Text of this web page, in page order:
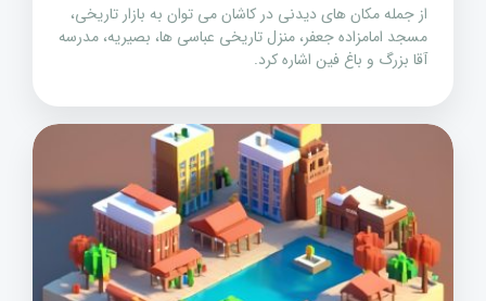
از جمله مکان های دیدنی در کاشان می توان به بازار تاریخی،
مسجد امامزاده جعفر، منزل تاریخی عباسی ها، بصیریه، مدرسه
آقا بزرگ و باغ فین اشاره کرد.